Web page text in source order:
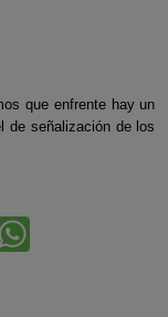
que enfrente hay un
de señalización de los